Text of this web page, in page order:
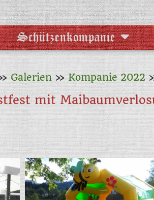
Schützenkompanie
Galerien »Kompanie 2022
mit